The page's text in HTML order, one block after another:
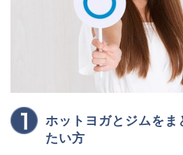
ホットヨガとジムをま
たい方